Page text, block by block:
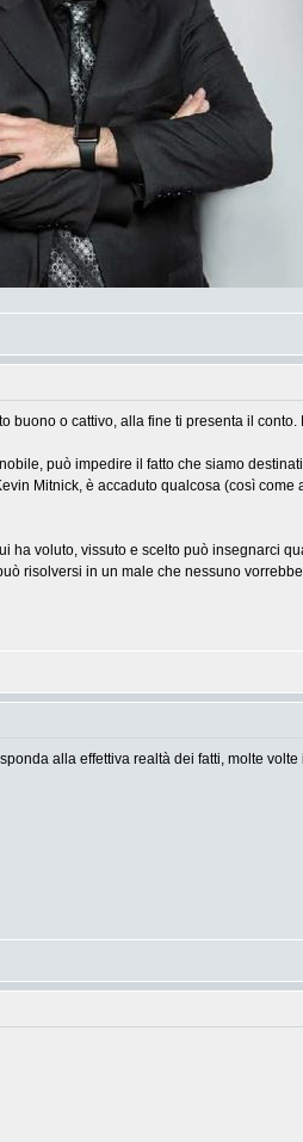
buono o cattivo, alla fine ti presenta il
può impedire il fatto che siamo
Mitnick, è accaduto qualcosa (così
ha voluto, vissuto e scelto può insegnarci
risolversi in un male che nessuno
alla effettiva realtà dei fatti, molte